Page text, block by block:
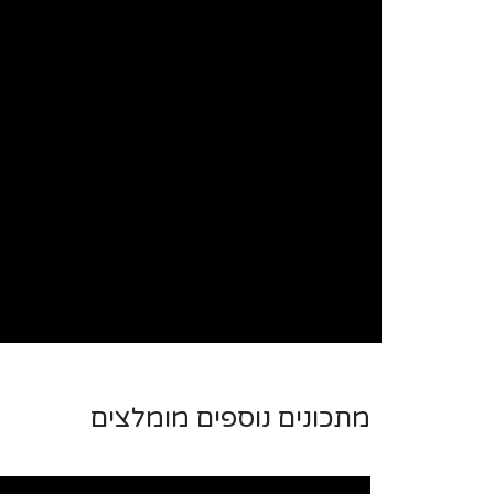
מתכונים נוספים מומלצים